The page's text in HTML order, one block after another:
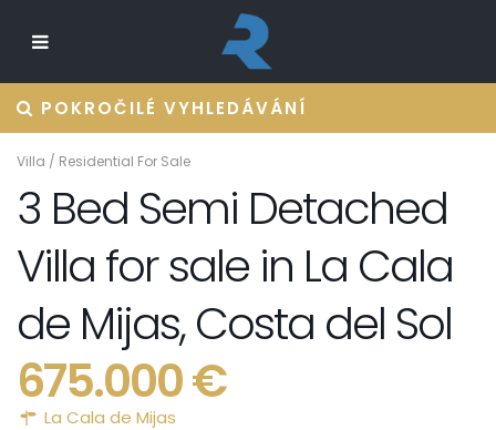
POKROČILÉ VYHLEDÁVÁNÍ
Villa / Residential For Sale
3 Bed Semi Detached
Villa for sale in La Cala
de Mijas, Costa del Sol
675.000 €
La Cala de Mijas